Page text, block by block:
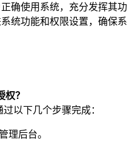
确使用系统，充分发挥其功
统功能和权限设置，确保系
？
以下几个步骤完成：
理后台。